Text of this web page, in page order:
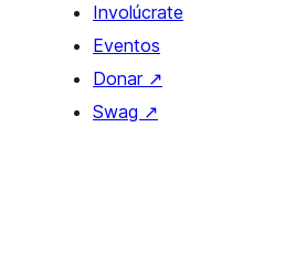
Involúcrate
Eventos
Donar ↗
Swag ↗